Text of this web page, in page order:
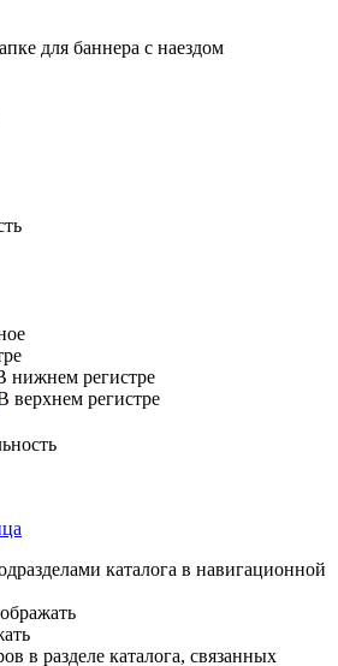
для баннера с наездом
каталога в навигационной
в разделе каталога, связанных